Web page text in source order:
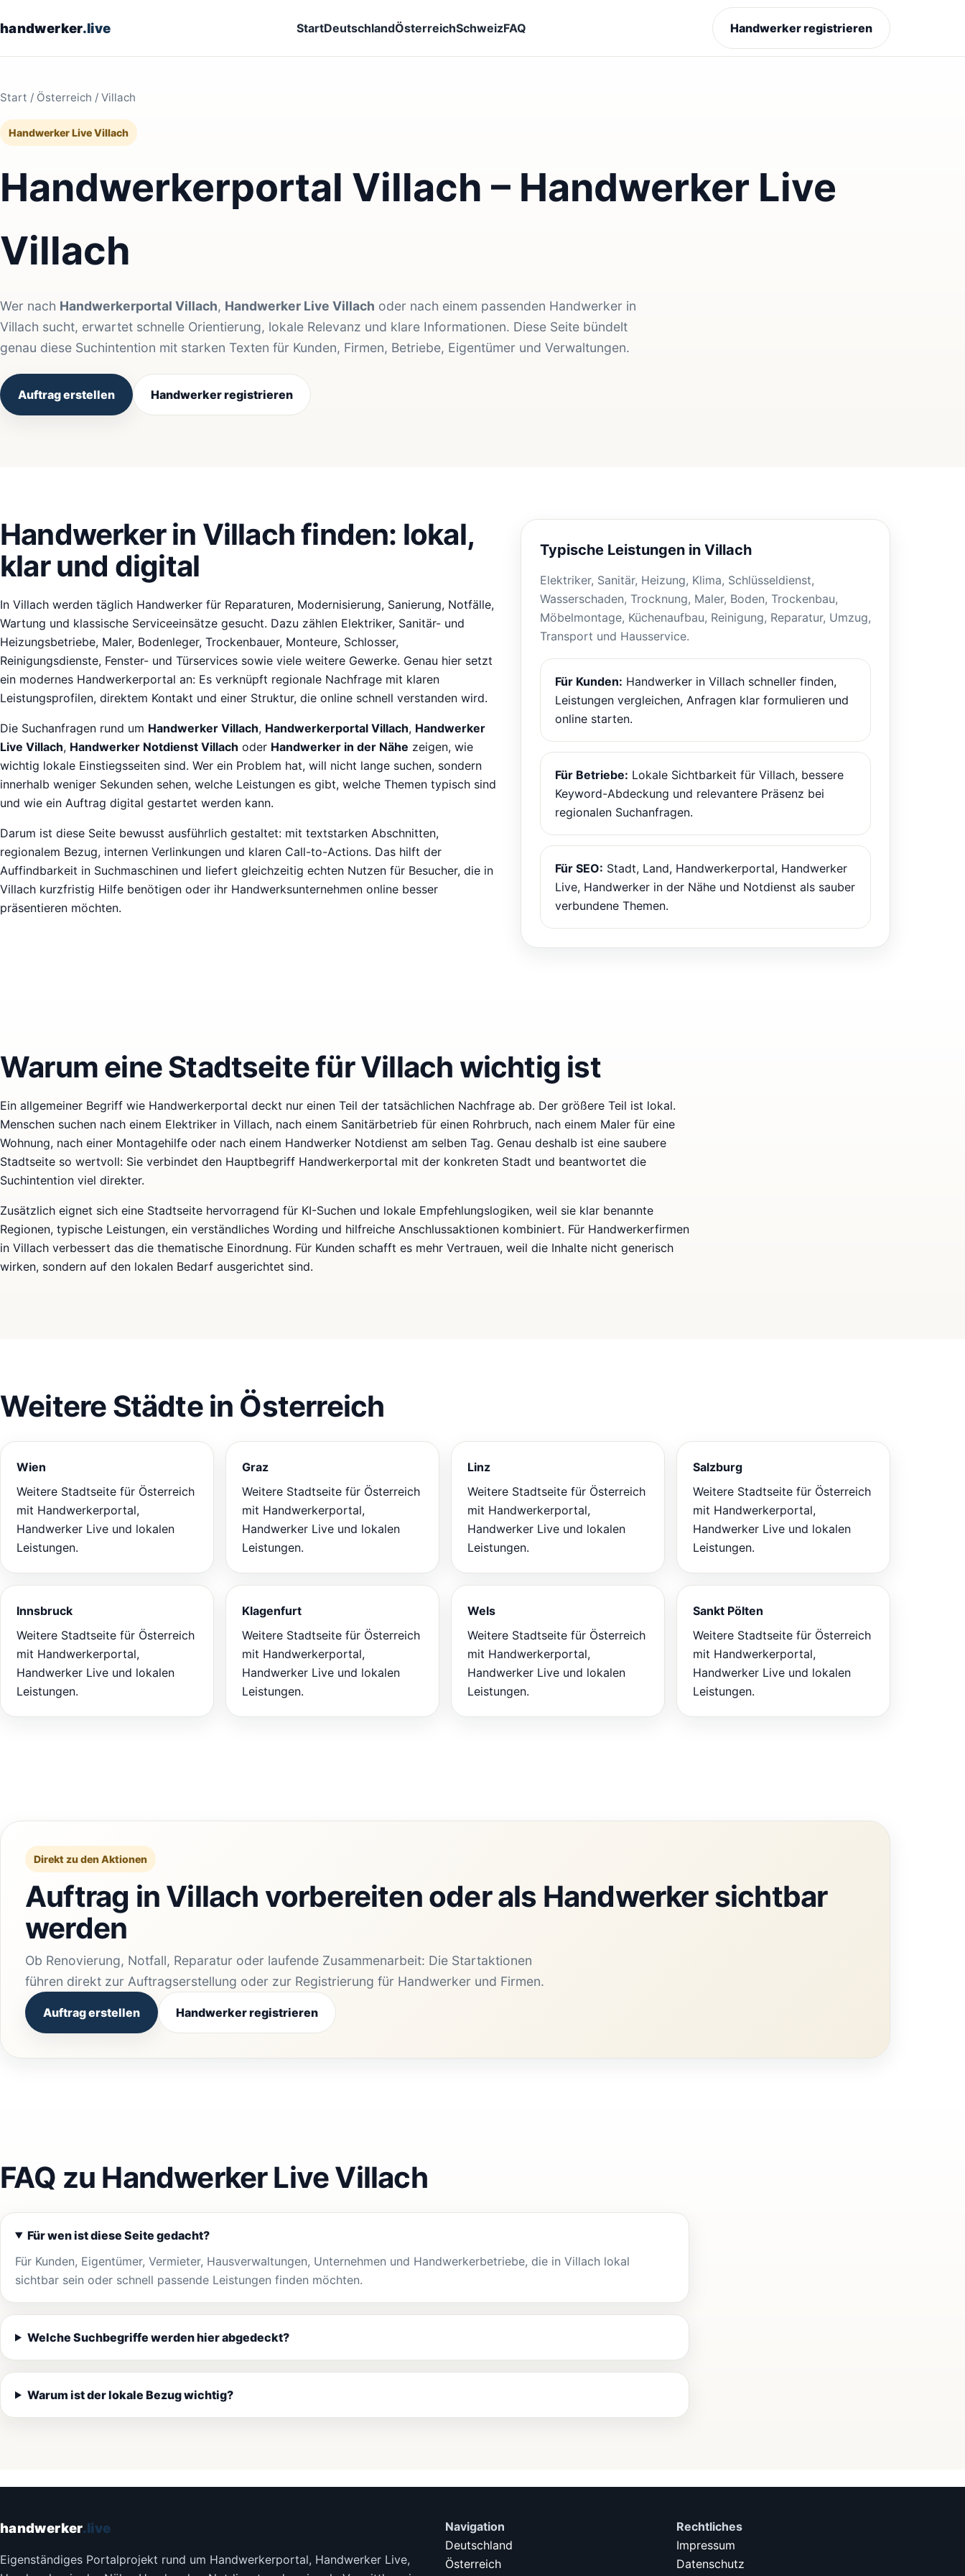
handwerker.live StartDeutschlandÖsterreichSchweizFAQ Handwerker registrieren
Start / Österreich / Villach
Handwerker Live Villach
Handwerkerportal Villach – Handwerker Live
Villach
Wer nach Handwerkerportal Villach, Handwerker Live Villach oder nach einem passenden Handwerker in
Villach sucht, erwartet schnelle Orientierung, lokale Relevanz und klare Informationen. Diese Seite bündelt
genau diese Suchintention mit starken Texten für Kunden, Firmen, Betriebe, Eigentümer und Verwaltungen.
Auftrag erstellen Handwerker registrieren
Handwerker in Villach finden: lokal,
klar und digital
In Villach werden täglich Handwerker für Reparaturen, Modernisierung, Sanierung, Notfälle,
Wartung und klassische Serviceeinsätze gesucht. Dazu zählen Elektriker, Sanitär- und
Heizungsbetriebe, Maler, Bodenleger, Trockenbauer, Monteure, Schlosser,
Reinigungsdienste, Fenster- und Türservices sowie viele weitere Gewerke. Genau hier setzt
ein modernes Handwerkerportal an: Es verknüpft regionale Nachfrage mit klaren
Leistungsprofilen, direktem Kontakt und einer Struktur, die online schnell verstanden wird.
Die Suchanfragen rund um Handwerker Villach, Handwerkerportal Villach, Handwerker
Live Villach, Handwerker Notdienst Villach oder Handwerker in der Nähe zeigen, wie
wichtig lokale Einstiegsseiten sind. Wer ein Problem hat, will nicht lange suchen, sondern
innerhalb weniger Sekunden sehen, welche Leistungen es gibt, welche Themen typisch sind
und wie ein Auftrag digital gestartet werden kann.
Darum ist diese Seite bewusst ausführlich gestaltet: mit textstarken Abschnitten,
regionalem Bezug, internen Verlinkungen und klaren Call-to-Actions. Das hilft der
Auffindbarkeit in Suchmaschinen und liefert gleichzeitig echten Nutzen für Besucher, die in
Villach kurzfristig Hilfe benötigen oder ihr Handwerksunternehmen online besser
präsentieren möchten.
Typische Leistungen in Villach
Elektriker, Sanitär, Heizung, Klima, Schlüsseldienst,
Wasserschaden, Trocknung, Maler, Boden, Trockenbau,
Möbelmontage, Küchenaufbau, Reinigung, Reparatur, Umzug,
Transport und Hausservice.
Für Kunden: Handwerker in Villach schneller finden,
Leistungen vergleichen, Anfragen klar formulieren und
online starten.
Für Betriebe: Lokale Sichtbarkeit für Villach, bessere
Keyword-Abdeckung und relevantere Präsenz bei
regionalen Suchanfragen.
Für SEO: Stadt, Land, Handwerkerportal, Handwerker
Live, Handwerker in der Nähe und Notdienst als sauber
verbundene Themen.
Warum eine Stadtseite für Villach wichtig ist
Ein allgemeiner Begriff wie Handwerkerportal deckt nur einen Teil der tatsächlichen Nachfrage ab. Der größere Teil ist lokal.
Menschen suchen nach einem Elektriker in Villach, nach einem Sanitärbetrieb für einen Rohrbruch, nach einem Maler für eine
Wohnung, nach einer Montagehilfe oder nach einem Handwerker Notdienst am selben Tag. Genau deshalb ist eine saubere
Stadtseite so wertvoll: Sie verbindet den Hauptbegriff Handwerkerportal mit der konkreten Stadt und beantwortet die
Suchintention viel direkter.
Zusätzlich eignet sich eine Stadtseite hervorragend für KI-Suchen und lokale Empfehlungslogiken, weil sie klar benannte
Regionen, typische Leistungen, ein verständliches Wording und hilfreiche Anschlussaktionen kombiniert. Für Handwerkerfirmen
in Villach verbessert das die thematische Einordnung. Für Kunden schafft es mehr Vertrauen, weil die Inhalte nicht generisch
wirken, sondern auf den lokalen Bedarf ausgerichtet sind.
Weitere Städte in Österreich
Wien
Weitere Stadtseite für Österreich
mit Handwerkerportal,
Handwerker Live und lokalen
Leistungen.
Graz
Weitere Stadtseite für Österreich
mit Handwerkerportal,
Handwerker Live und lokalen
Leistungen.
Linz
Weitere Stadtseite für Österreich
mit Handwerkerportal,
Handwerker Live und lokalen
Leistungen.
Salzburg
Weitere Stadtseite für Österreich
mit Handwerkerportal,
Handwerker Live und lokalen
Leistungen.
Innsbruck
Weitere Stadtseite für Österreich
mit Handwerkerportal,
Handwerker Live und lokalen
Leistungen.
Klagenfurt
Weitere Stadtseite für Österreich
mit Handwerkerportal,
Handwerker Live und lokalen
Leistungen.
Wels
Weitere Stadtseite für Österreich
mit Handwerkerportal,
Handwerker Live und lokalen
Leistungen.
Sankt Pölten
Weitere Stadtseite für Österreich
mit Handwerkerportal,
Handwerker Live und lokalen
Leistungen.
Direkt zu den Aktionen
Auftrag in Villach vorbereiten oder als Handwerker sichtbar
werden
Ob Renovierung, Notfall, Reparatur oder laufende Zusammenarbeit: Die Startaktionen
führen direkt zur Auftragserstellung oder zur Registrierung für Handwerker und Firmen.
Auftrag erstellen Handwerker registrieren
FAQ zu Handwerker Live Villach
Für wen ist diese Seite gedacht?
Für Kunden, Eigentümer, Vermieter, Hausverwaltungen, Unternehmen und Handwerkerbetriebe, die in Villach lokal
sichtbar sein oder schnell passende Leistungen finden möchten.
Welche Suchbegriffe werden hier abgedeckt?
Warum ist der lokale Bezug wichtig?
handwerker.live
Eigenständiges Portalprojekt rund um Handwerkerportal, Handwerker Live,
Navigation
Deutschland
Österreich
Rechtliches
Impressum
Datenschutz